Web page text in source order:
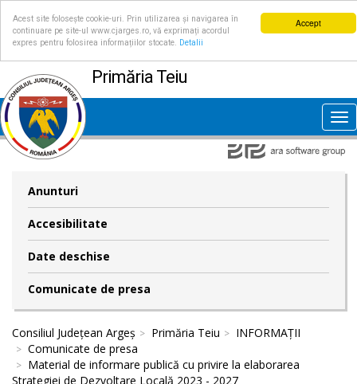
Accept
Acest site folosește cookie-uri. Prin utilizarea și navigarea în
continuare pe site-ul www.cjarges.ro, vă exprimați acordul
expres pentru folosirea informațiilor stocate.
Detalii
Primăria Teiu
Anunturi
Accesibilitate
Date deschise
Comunicate de presa
Consiliul Județean Argeș Primăria Teiu
INFORMAȚII
Comunicate de presa
Material de informare publică cu privire la elaborarea
Strategiei de Dezvoltare Locală 2023 - 2027